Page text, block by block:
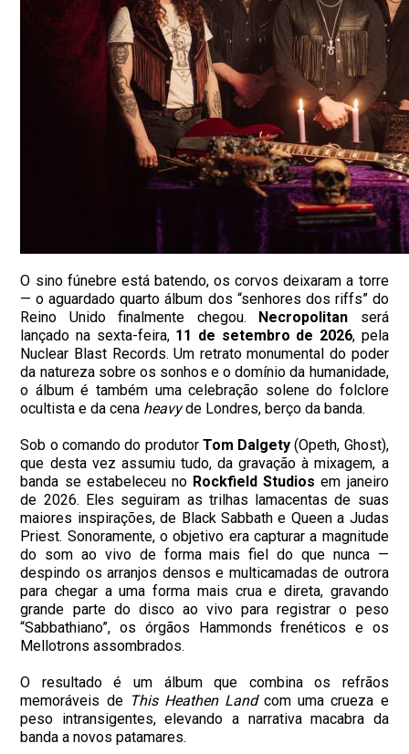
O sino fúnebre está batendo, os corvos deixaram a torre
— o aguardado quarto álbum dos “senhores dos riffs” do
Reino Unido finalmente chegou. Necropolitan será
lançado na sexta-feira, 11 de setembro de 2026, pela
Nuclear Blast Records. Um retrato monumental do poder
da natureza sobre os sonhos e o domínio da humanidade,
o álbum é também uma celebração solene do folclore
ocultista e da cena heavyde Londres, berço da banda.
Sob o comando do produtor Tom Dalgety (Opeth, Ghost),
que desta vez assumiu tudo, da gravação à mixagem, a
banda se estabeleceu no Rockfield Studios em janeiro
de 2026. Eles seguiram as trilhas lamacentas de suas
maiores inspirações, de Black Sabbath e Queen a Judas
Priest. Sonoramente, o objetivo era capturar a magnitude
do som ao vivo de forma mais fiel do que nunca —
despindo os arranjos densos e multicamadas de outrora
para chegar a uma forma mais crua e direta, gravando
grande parte do disco ao vivo para registrar o peso
“Sabbathiano”, os órgãos Hammonds frenéticos e os
Mellotrons assombrados.
O resultado é um álbum que combina os refrãos
memoráveis de This Heathen Landcom uma crueza e
peso intransigentes, elevando a narrativa macabra da
banda a novos patamares.